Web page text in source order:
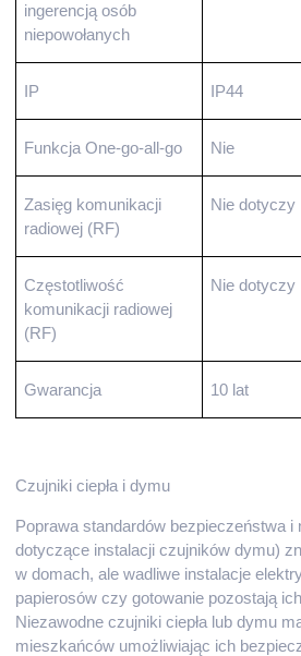
ingerencją osób
niepowołanych
IP IP44
Funkcja One-go-all-go Nie
Zasięg komunikacji
radiowej (RF)
Nie dotyczy
Częstotliwość
komunikacji radiowej
(RF)
Nie dotyczy
Gwarancja 10 lat
Czujniki ciepła i dymu
Poprawa standardów bezpieczeństwa i
dotyczące instalacji czujników dymu)
w domach, ale wadliwe instalacje
papierosów czy gotowanie pozostają
Niezawodne czujniki ciepła lub dymu
mieszkańców umożliwiając ich